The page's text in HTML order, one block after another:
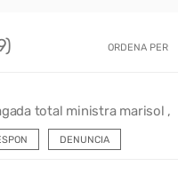
ORDENA PER
total ministra marisol ,
DENUNCIA